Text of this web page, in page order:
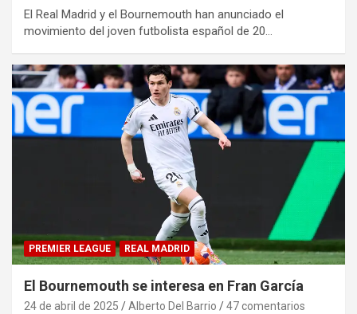
El Real Madrid y el Bournemouth han anunciado el
movimiento del joven futbolista español de 20…
PREMIER LEAGUE REAL MADRID
El Bournemouth se interesa en Fran García
24 de abril de 2025 Alberto Del Barrio 47 comentarios